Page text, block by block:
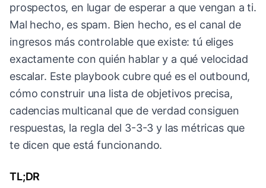
prospectos, en lugar de esperar a que vengan a ti.
Mal hecho, es spam. Bien hecho, es el canal de
ingresos más controlable que existe: tú eliges
exactamente con quién hablar y a qué velocidad
escalar. Este playbook cubre qué es el outbound,
cómo construir una lista de objetivos precisa,
cadencias multicanal que de verdad consiguen
respuestas, la regla del 3-3-3 y las métricas que
te dicen que está funcionando.
TL;DR